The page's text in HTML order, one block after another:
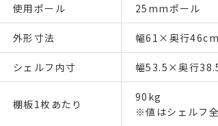
使用ポール 25mmポール
外形寸法 幅61×奥行46cm
シェルフ内寸 幅53.5×奥行
棚板1枚あたり
90kg
※値はシェルフ